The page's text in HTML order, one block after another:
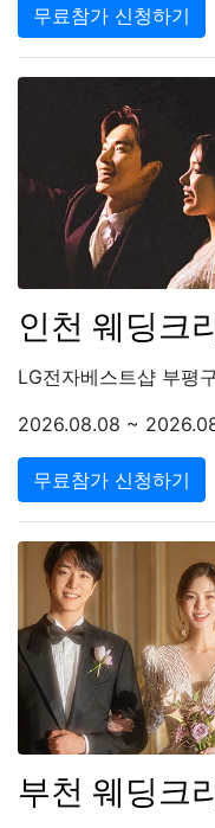
무료참가 신청하기
인천 웨딩크
LG전자베스트샵 부평
2026.08.08 ~
무료참가 신청하기
부천 웨딩크